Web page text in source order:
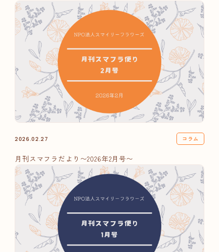
2026.02.27 コラム
月刊スマフラだより〜2026年2月号〜